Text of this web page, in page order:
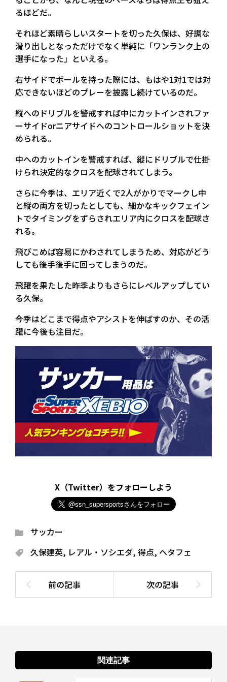
るほどだ。
それほど素晴らしいスタートを切った久保は、好調な
滑り出しとなっただけでなく単純に「ワンランク上の
選手になった」といえる。
右サイドでボールを持った際には、もはや1対1では対
応できないほどのプレーを披露し続けているのだ。
縦へのドリブルを警戒すれば中にカットインされファ
ーサイドorニアサイドへのコントロールショットを決
められる。
中へのカットインを警戒すれば、縦にドリブルで仕掛
けられ決定的なクロスを配球されてしまう。
さらに今季は、エリア近くで2人がかりでマークし中
と縦の両方を切ったとしても、細かなキックフェイン
トでタイミングをずらされエリア内にクロスを配球さ
れる。
飛びこめば容易にかわされてしまうため、対応がどう
しても後手後手に回ってしまうのだ。
飛躍を果たした昨季よりもさらにレベルアップしてい
る久保。
今季はどこまで得点やアシストを伸ばすのか、その活
躍に今後も注目だ。
X（Twitter）をフォローしよう
サッカー
久保建英, レアル・ソシエダ, 得点, ヘタフェ
関連記事